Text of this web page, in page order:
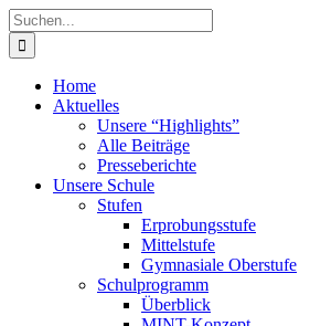
Zum
Inhalt
springen
Suche
nach:
Home
Aktuelles
Unsere “Highlights”
Alle Beiträge
Presseberichte
Unsere Schule
Stufen
Erprobungsstufe
Mittelstufe
Gymnasiale Oberstufe
Schulprogramm
Überblick